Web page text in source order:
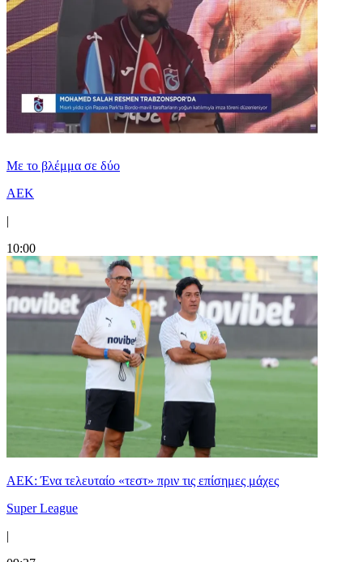
Με το βλέμμα σε δύο
ΑΕΚ
|
10:00
ΑΕΚ: Ένα τελευταίο «τεστ» πριν τις επίσημες μάχες
Super League
|